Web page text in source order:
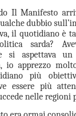
Il Manifesto
dubbio
il quotidiano è
sarda?
si aspettava un
io apprezzo
più
essere più
nelle regioni